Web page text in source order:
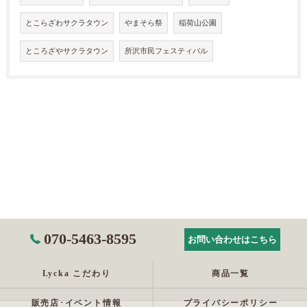
とこらざわサクラタウン やまそら祭 稲荷山公園
ところざやサクラタウン 所沢市民フェスティバル
070-5463-8595 お問い合わせはこちら
Lycka こだわり 商品一覧
販売店･イベント情報 プライバシーポリシー